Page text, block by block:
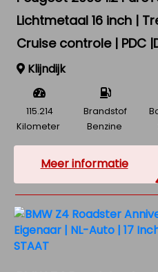
Lichtmetaal 16 inch |
Cruise controle | PDC
Klijndijk
115.214
Kilometer
Brandstof
Benzine
Meer informatie